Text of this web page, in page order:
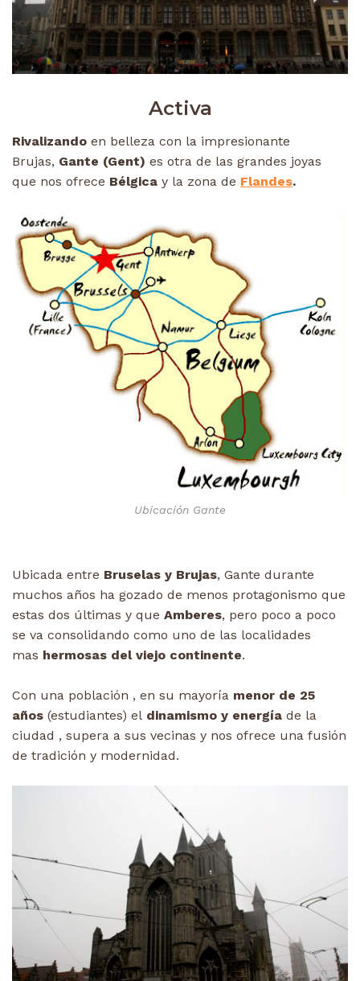
Activa
Rivalizando en belleza con la impresionante
Brujas, Gante (Gent) es otra de las grandes joyas
que nos ofrece Bélgica y la zona de Flandes.
Ubicación Gante
Ubicada entre Bruselas y Brujas, Gante durante
muchos años ha gozado de menos protagonismo que
estas dos últimas y que Amberes, pero poco a poco
se va consolidando como uno de las localidades
mas hermosas del viejo continente.
Con una población , en su mayoría menor de 25
años (estudiantes) el dinamismo y energía de la
ciudad , supera a sus vecinas y nos ofrece una fusión
de tradición y modernidad.